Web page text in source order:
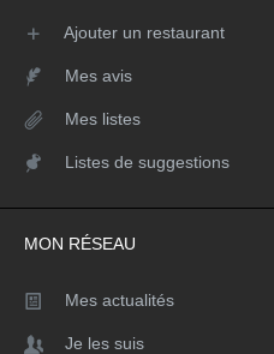
Ajouter un restaurant
Mes avis
Mes listes
Listes de suggestions
MON RÉSEAU
Mes actualités
Je les suis